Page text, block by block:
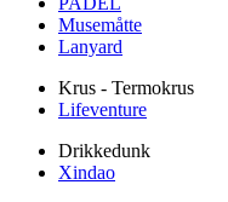
Musemåtte
Lanyard
Krus - Termokrus
Lifeventure
Drikkedunk
Xindao